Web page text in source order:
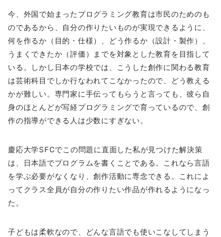
今、外国で始まったプログラミング教育は市民のためのも
のであるから、自分の作りたいものが実現できるように、
何を作るか（目的・仕様）、どう作るか（設計・製作）、
うまくできたか（評価）までを対象とした教育を目指して
いる。しかし日本の学校では、こうした創作に関わる教育
は芸術科目でしか行なわれてこなかったので、どう教える
かが難しい。専門家に手伝ってもらうと言っても、彼ら自
身のほとんどが写経プログラミングで育っているので、創
作の指導ができる人は少数にすぎない。
慶応大学SFCでこの問題に直面した私が見つけた解決策
は、日本語でプログラムを書くことである。これなら言語
を学ぶ必要がなくなり、創作活動に専念できる。これによ
ってクラス全員が自分の作りたい作品が作れるようになっ
た。
子どもは柔軟なので、どんな言語でも使いこなしてしまう